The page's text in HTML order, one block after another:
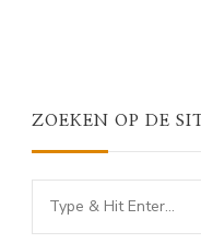
ZOEKEN OP DE
Looking
for